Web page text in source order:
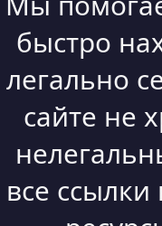
быстро
легально
сайте не
все